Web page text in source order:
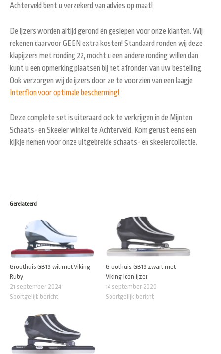
Achterveld bent u verzekerd van advies op maat!
De ijzers worden altijd gerond én geslepen voor onze klanten. Wij
rekenen daarvoor GEEN extra kosten! Standaard ronden wij deze
klapijzers met ronding 22, mocht u een andere ronding willen dan
kunt u een opmerking plaatsen bij het afronden van uw bestelling.
Ook verzorgen wij de ijzers door ze te voorzien van een laagje
Interflon voor optimale bescherming!
Deze complete set is uiteraard ook te verkrijgen in de Mijnten
Schaats- en Skeeler winkel te Achterveld. Kom gerust eens een
kijkje nemen voor onze uitgebreide schaats- en skeelercollectie.
Gerelateerd
Groothuis GB19 wit met Viking
Ruby
21 september 2024
Soortgelijk bericht
Groothuis GB19 zwart met
Viking Icon ijzer
14 september 2020
Soortgelijk bericht